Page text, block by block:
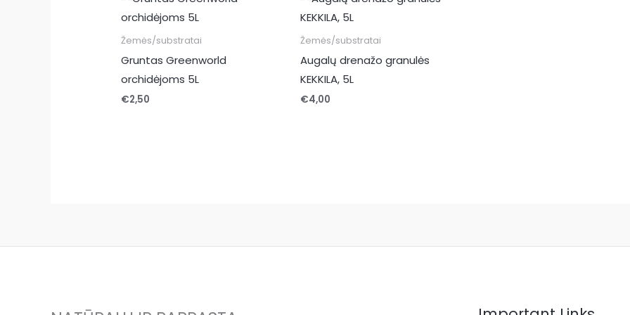
Žemės/substratai
Gruntas Greenworld
orchidėjoms 5L
€2,50
Žemės/substratai
Augalų drenažo granulės
KEKKILA, 5L
€4,00